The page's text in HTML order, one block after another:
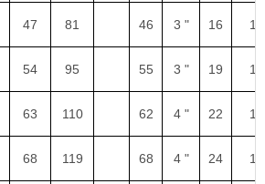
47 81 46 3 " 16 1
54 95 55 3 " 19 1
63 110 62 4 " 22 1
68 119 68 4 " 24 1